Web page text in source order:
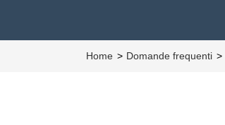
Home Domande frequenti